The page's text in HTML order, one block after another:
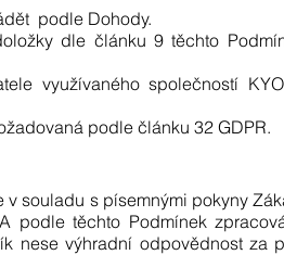
podle Dohody.
dle článku 9 těchto
využívaného společností
podle článku 32 GDPR.
souladu s písemnými pokyny
podle těchto Podmínek
nese výhradní odpovědnost za